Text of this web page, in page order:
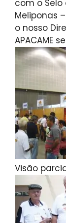
com o Selo
Meliponas
o nosso
APACAME
Visão